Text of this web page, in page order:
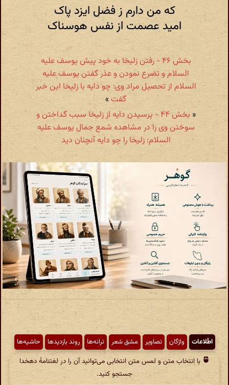
که من دارم ز فضل ایزد پاک
امید عصمت از نفس هوسناک
بخش ۴۶ - رفتن زلیخا به خود پیش یوسف علیه
السلام و تضرع نمودن و عذر گفتن یوسف علیه
السلام از تحصیل مراد وی: چو دایه با زلیخا این خبر
گفت»
«
بخش ۴۴ - پرسیدن دایه از زلیخا سبب گداختن و
سوختن وی را در مشاهده شمع جمال یوسف علیه
السلام: زلیخا را چو دایه آنچنان دید
اطّلاعات واژگان تصاویر مشق شعر ترانه‌ها روند بازدیدها حاشیه‌ها
با انتخاب متن و لمس متن انتخابی می‌توانید آن را در لغتنامهٔ دهخدا
جستجو کنید.